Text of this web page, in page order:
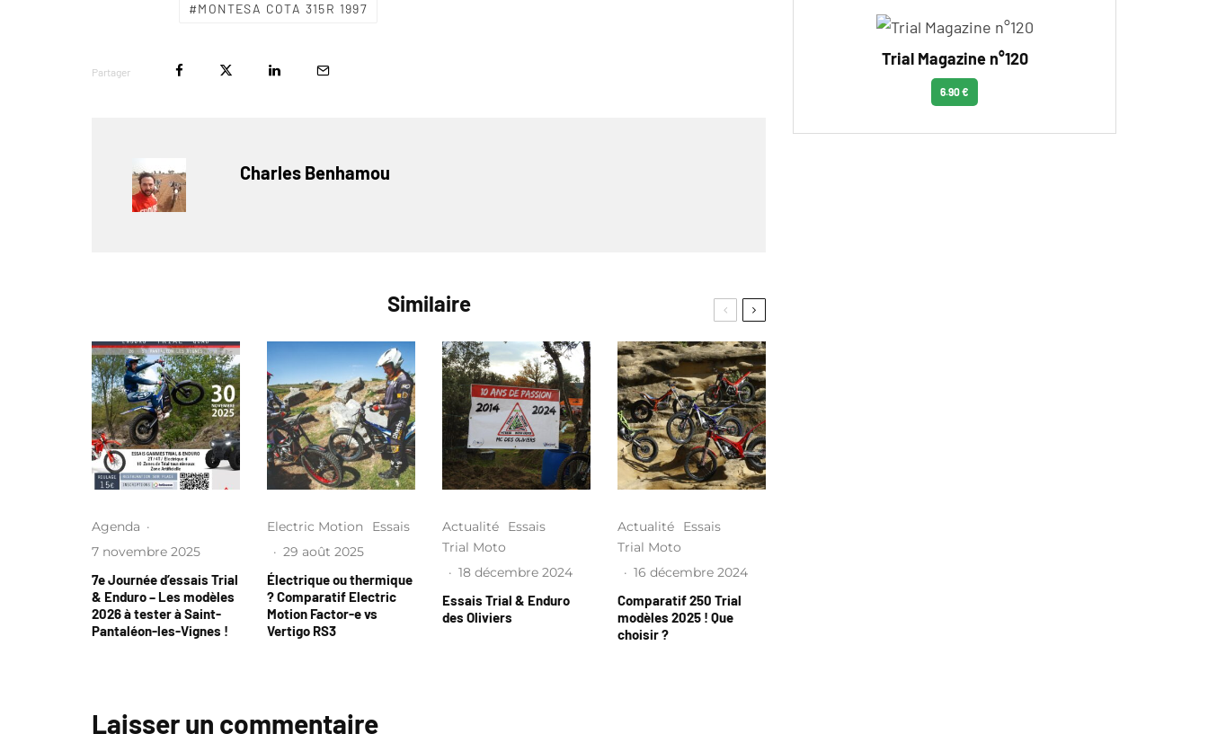
MONTESA COTA 315R 1997
Partager
Charles Benhamou
Similaire
Agenda ·
7 novembre 2025
7e Journée d’essais Trial
& Enduro – Les modèles
2026 à tester à Saint-
Pantaléon-les-Vignes !
Electric Motion
Essais
· 29 août 2025
Électrique ou thermique
? Comparatif Electric
Motion Factor-e vs
Vertigo RS3
Actualité
Essais
Trial Moto
· 18 décembre 2024
Essais Trial & Enduro
des Oliviers
Actualité
Essais
Trial Moto
· 16 décembre 2024
Comparatif 250 Trial
modèles 2025 ! Que
choisir ?
Laisser un commentaire
Trial Magazine n°120
6.90 €